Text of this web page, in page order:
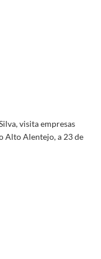
visita empresas
Alto Alentejo, a 23 de